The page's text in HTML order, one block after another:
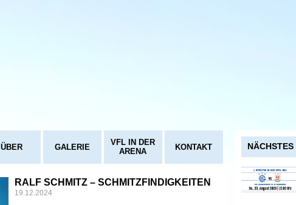
ÜBER GALERIE
VFL IN DER
ARENA
KONTAKT
RALF SCHMITZ – SCHMITZFINDIGKEITEN
19.12.2024
NÄCHSTES